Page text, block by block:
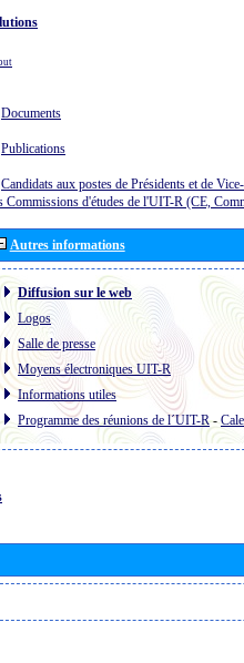
Documents
Publications
Candidats aux postes de Présidents et de
Commissions d'études de l'UIT-R (CE,
Autres informations
Diffusion sur le web
Logos
Salle de presse
Moyens électroniques UIT-R
Informations utiles
Programme des réunions de l´UIT-R-